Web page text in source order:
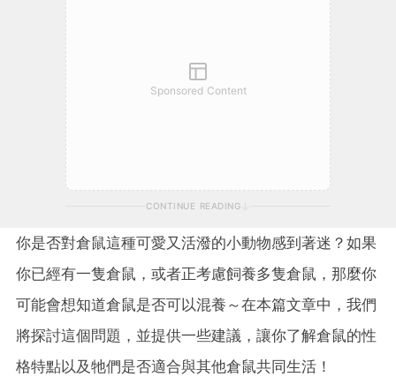
Sponsored Content
CONTINUE READING
你是否對倉鼠這種可愛又活潑的小動物感到著迷？如果
你已經有一隻倉鼠，或者正考慮飼養多隻倉鼠，那麼你
可能會想知道倉鼠是否可以混養～在本篇文章中，我們
將探討這個問題，並提供一些建議，讓你了解倉鼠的性
格特點以及牠們是否適合與其他倉鼠共同生活！